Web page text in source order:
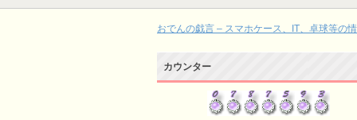
おでんの戯言 – スマホケース、IT、卓球等の
カウンター